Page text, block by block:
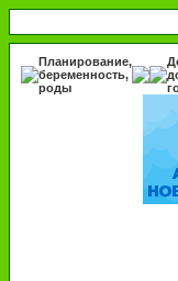
Планирование,
беременность,
роды